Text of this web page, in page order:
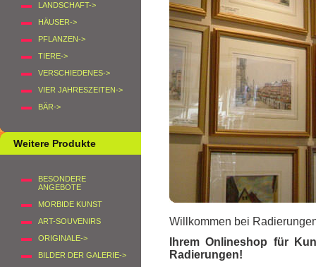
LANDSCHAFT->
HÄUSER->
PFLANZEN->
TIERE->
VERSCHIEDENES->
VIER JAHRESZEITEN->
BÄR->
Weitere Produkte
BESONDERE
ANGEBOTE
MORBIDE KUNST
ART-SOUVENIRS
ORIGINALE->
BILDER DER GALERIE->
Willkommen bei
Ihrem Onlineshop für
Radierungen!